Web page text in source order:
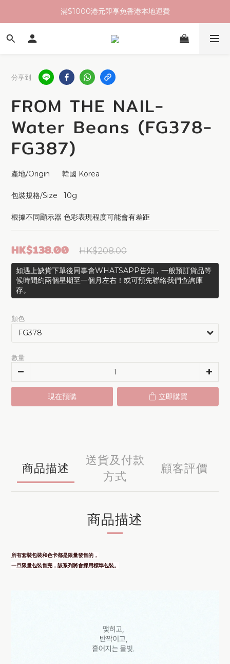
滿$1000港元即享免香港本地運費
分享到
FROM THE NAIL-
Water Beans (FG378-
FG387)
產地/Origin      韓國 Korea
包裝規格/Size   10g
根據不同顯示器 色彩表現程度可能會有差距
HK$208.00
HK$138.00
如遇上缺貨下單後同事會WHATSAPP告知，一般預訂貨品等
候時間約兩個星期至一個月左右！或可預先聯絡我們查詢庫
存。
顏色
數量
現在預購 立即購買
商品描述
送貨及付款
方式
顧客評價
商品描述
所有套裝包裝和色卡都是限量發售的，
一旦限量包裝售完，該系列將會採用標準包裝。